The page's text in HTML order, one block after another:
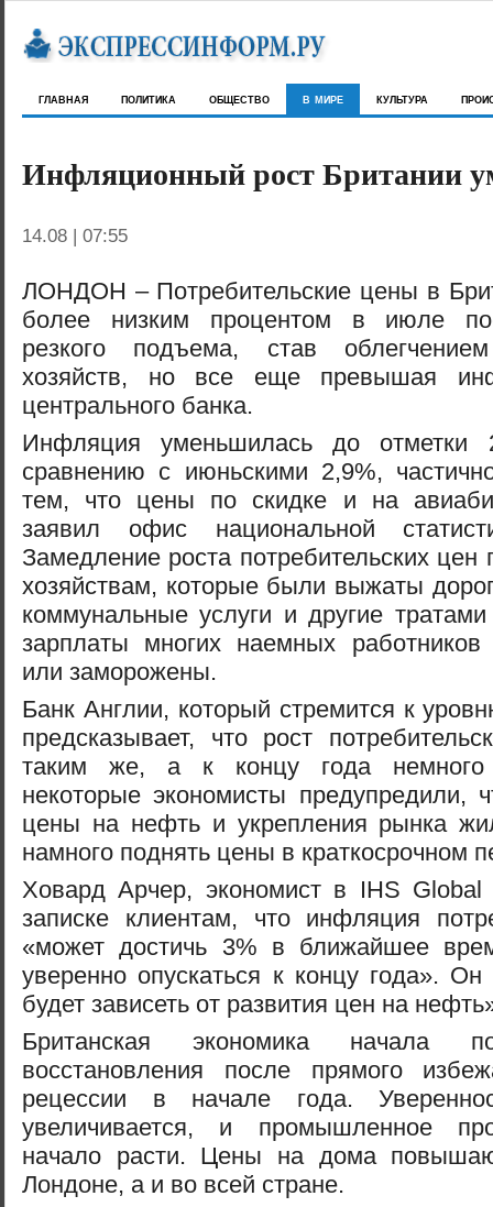
главная политика общество в мире культура
Инфляционный рост Британии
14.08 | 07:55
ЛОНДОН – Потребительские цены в
более низким процентом в июле
резкого подъема, став
хозяйств, но все еще превышая
центрального банка.
Инфляция уменьшилась до
сравнению с июньскими 2,9%,
тем, что цены по скидке и на
заявил офис национальной
Замедление роста потребительских
хозяйствам, которые были выжаты
коммунальные услуги и другие
зарплаты многих наемных
или заморожены.
Банк Англии, который стремится к
предсказывает, что рост
таким же, а к концу года
некоторые экономисты предупредили,
цены на нефть и укрепления рынка
намного поднять цены в краткосрочном
Ховард Арчер, экономист в IHS Global
записке клиентам, что инфляция
«может достичь 3% в ближайшее
уверенно опускаться к концу года».
будет зависеть от развития цен на
Британская экономика начала
восстановления после прямого
рецессии в начале года.
увеличивается, и промышленное
начало расти. Цены на дома
Лондоне, а и во всей стране.